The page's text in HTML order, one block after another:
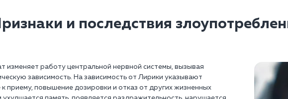
и последствия
изменяет работу центральной нервной системы, вызывая
зависимость. На зависимость от Лирики указывают
приему, повышение дозировки и отказ от других жизненных